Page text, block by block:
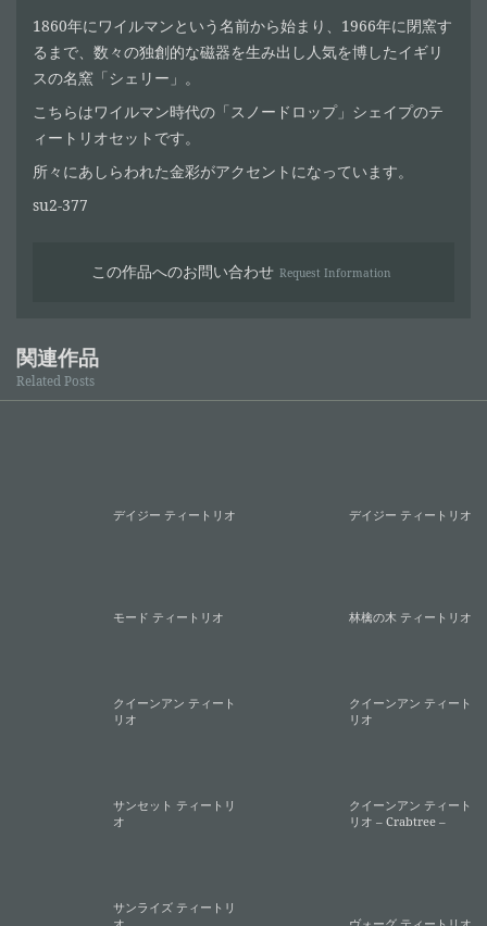
1860年にワイルマンという名前から始まり、1966年に閉窯す
るまで、数々の独創的な磁器を生み出し人気を博したイギリ
スの名窯「シェリー」。
こちらはワイルマン時代の「スノードロップ」シェイプのテ
ィートリオセットです。
所々にあしらわれた金彩がアクセントになっています。
su2-377
この作品へのお問い合わせ Request Information
関連作品
Related Posts
デイジー ティートリオ デイジー ティートリオ
モード ティートリオ 林檎の木 ティートリオ
クイーンアン ティート
リオ
クイーンアン ティート
リオ
サンセット ティートリ
オ
クイーンアン ティート
リオ – Crabtree –
サンライズ ティートリ